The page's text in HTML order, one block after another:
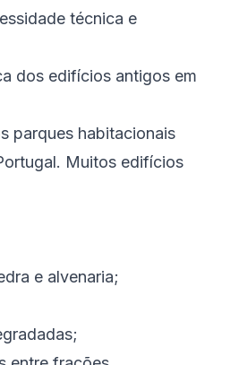
técnica e
dos edifícios antigos em
parques habitacionais
Muitos edifícios
e alvenaria;